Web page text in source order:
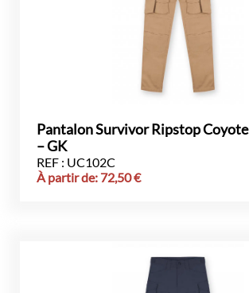
Pantalon Survivor Ripstop Coyote
– GK
REF : UC102C
À partir de: 72,50€